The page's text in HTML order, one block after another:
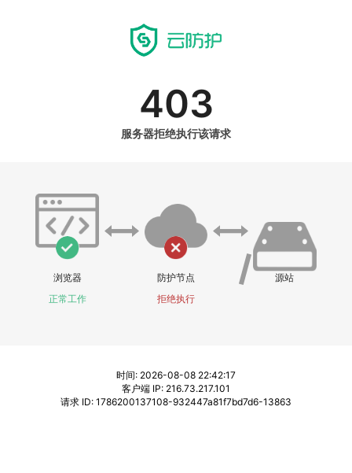
403
服务器拒绝执行该请求
浏览器
正常工作
防护节点
拒绝执行
源站
时间: 2026-08-08 22:42:17
客户端 IP: 216.73.217.101
请求 ID: 1786200137108-932447a81f7bd7d6-13863